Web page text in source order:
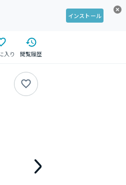
インストール
入り 閲覧履歴